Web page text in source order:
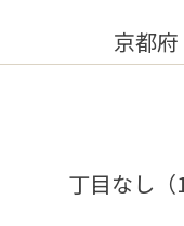
京都
丁目なし（1